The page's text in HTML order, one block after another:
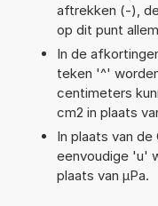
aftrekken (-),
op dit punt
In de
teken '^'
centimeters
cm2 in plaats
In plaats van
eenvoudige 'u'
plaats van µPa.